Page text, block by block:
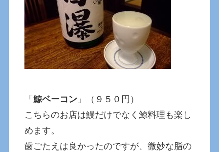
「鯨ベーコン 」（９５０円）
こちらのお店は鰻だけでなく鯨料理も楽し
めます。
歯ごたえは良かったのですが、微妙な脂の